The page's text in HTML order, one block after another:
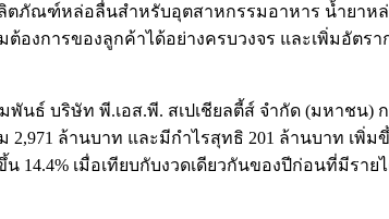
ณฑ์หล่อลื่นสำหรับอุตสาหกรรมอาหาร น้ำยาหล่อ
งการของลูกค้าได้อย่างครบวงจร และเพิ่มอัตร
ธ์ บริษัท พี.เอส.พี. สเปเชียลตี้ส์ จำกัด (มหาชน)
ล้านบาท และมีกำไรสุทธิ 201 ล้านบาท เพิ่
14.4% เมื่อเทียบกับงวดเดียวกันของปีก่อนที่มีรา